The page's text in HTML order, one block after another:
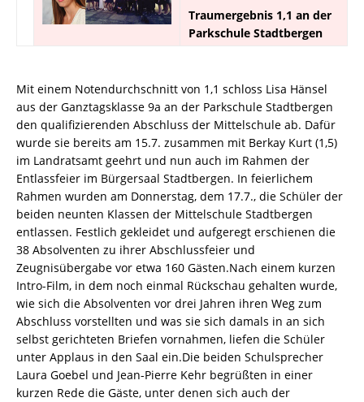
Traumergebnis 1,1 an der
Parkschule Stadtbergen
Mit einem Notendurchschnitt von 1,1 schloss Lisa Hänsel
aus der Ganztagsklasse 9a an der Parkschule Stadtbergen
den qualifizierenden Abschluss der Mittelschule ab. Dafür
wurde sie bereits am 15.7. zusammen mit Berkay Kurt (1,5)
im Landratsamt geehrt und nun auch im Rahmen der
Entlassfeier im Bürgersaal Stadtbergen. In feierlichem
Rahmen wurden am Donnerstag, dem 17.7., die Schüler der
beiden neunten Klassen der Mittelschule Stadtbergen
entlassen. Festlich gekleidet und aufgeregt erschienen die
38 Absolventen zu ihrer Abschlussfeier und
Zeugnisübergabe vor etwa 160 Gästen.Nach einem kurzen
Intro-Film, in dem noch einmal Rückschau gehalten wurde,
wie sich die Absolventen vor drei Jahren ihren Weg zum
Abschluss vorstellten und was sie sich damals in an sich
selbst gerichteten Briefen vornahmen, liefen die Schüler
unter Applaus in den Saal ein.Die beiden Schulsprecher
Laura Goebel und Jean-Pierre Kehr begrüßten in einer
kurzen Rede die Gäste, unter denen sich auch der